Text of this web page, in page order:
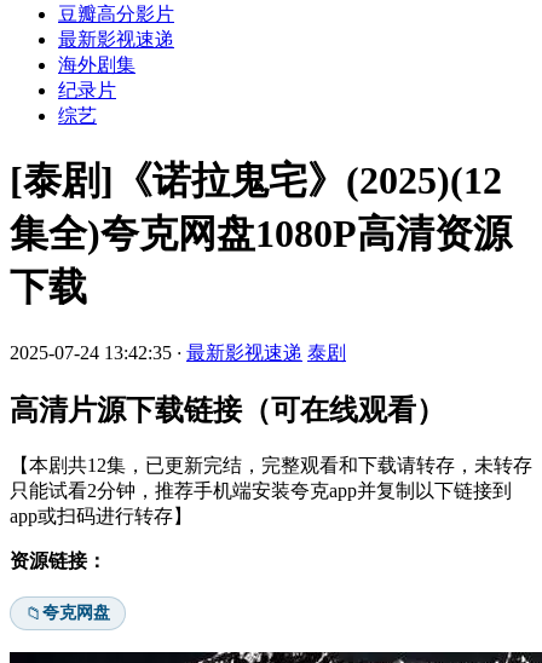
豆瓣高分影片
最新影视速递
海外剧集
纪录片
综艺
[泰剧]《诺拉鬼宅》(2025)(12
集全)夸克网盘1080P高清资源
下载
2025-07-24 13:42:35 · 最新影视速递 泰剧
高清片源下载链接（可在线观看）
【本剧共12集，已更新完结，完整观看和下载请转存，未转存
只能试看2分钟，推荐手机端安装夸克app并复制以下链接到
app或扫码进行转存】
资源链接：
📁夸克网盘